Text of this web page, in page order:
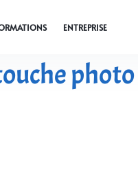
ENTREPRISE
photo